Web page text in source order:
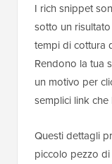
I rich snippet
sotto un
tempi di cottura
Rendono la tua
un motivo per
semplici link
Questi dettagli
piccolo pezzo